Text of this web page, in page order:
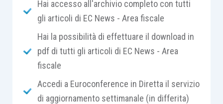
il“contributo per le attività stagionali”
riconosciuto a coloro che hanno subìto
unariduzione del fatturato medio
mensilealmeno del30% nel periodo 1°
aprile 2020 – 31 marzo 2021
precedente periodo 1° aprile 2019 – 31
marzo 2020;
Hai accesso all'archivio completo con tutti
gli articoli di EC News - Area fiscale
Hai la possibilità di effettuare il download in
pdf di tutti gli articoli di EC News - Area
fiscale
Accedi a Euroconference in Diretta il servizio
di aggiornamento settimanale (in differita)